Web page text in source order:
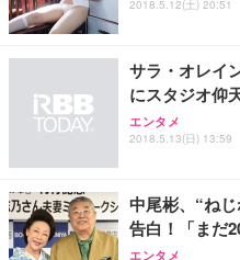
2018.5.12(土) 20:51
サラ・オレイ
にスタジオ仰
エンタメ
2018.5.13(日) 13:59
中尾彬、“ね
告白！「まだ
エンタメ